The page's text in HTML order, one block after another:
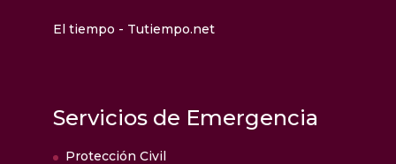
El tiempo - Tutiempo.net
Servicios de Emergencia
Protección Civil